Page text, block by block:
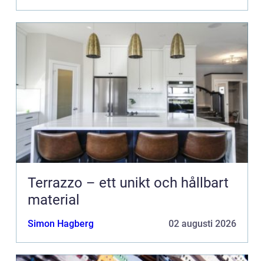
Terrazzo – ett unikt och hållbart
material
Simon Hagberg 02 augusti 2026